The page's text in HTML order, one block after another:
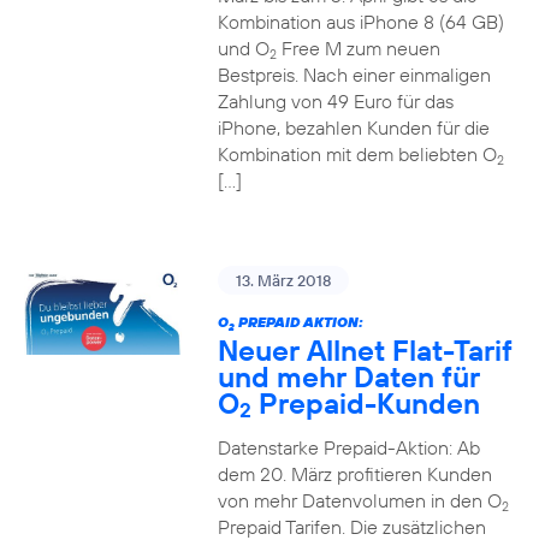
Kombination aus iPhone 8 (64 GB)
und O2Free M zum neuen
Bestpreis. Nach einer einmaligen
Zahlung von 49 Euro für das
iPhone, bezahlen Kunden für die
Kombination mit dem beliebten O2
[…]
13. März 2018
O2PREPAID AKTION:
Neuer Allnet Flat-Tarif
und mehr Daten für
O2 Prepaid-Kunden
Datenstarke Prepaid-Aktion: Ab
dem 20. März profitieren Kunden
von mehr Datenvolumen in den O2
Prepaid Tarifen. Die zusätzlichen